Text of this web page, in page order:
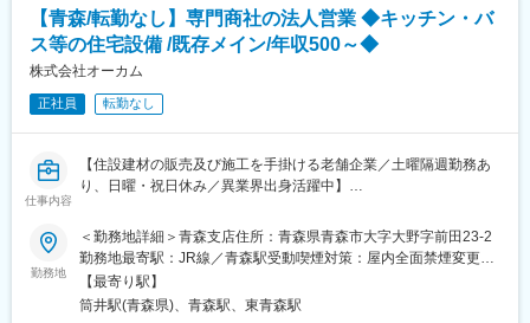
◎スタッフ同士の年齢も近いので時にはプライベートな相談もし
て、和気あいあいの雰囲気で楽しく仕事をする事が出来ます。
変更の範囲：会社の定める業務
■キャリアパス：
入社後は、先輩社員に同行しながら業務を習得いただきます。将
来的にマネジメントもお任せすることを想定しています。
独り立ちまで1年程度を想定しています。
■企業の特徴
木材プレカット商品を始め、時代に沿った省エネ新建材、断熱サ
ッシ、住宅設備機器等、住宅に関わる殆どの商品の取扱いと付随
する工事等も受注しております。また、最近では、土地や家屋等
変更の範囲：会社の定める業務
【青森/転勤なし】専門商社の法人営業 ◆キッチン・バ
ス等の住宅設備 /既存メイン/年収500～◆
株式会社オーカム
正社員 転勤なし
仕事内容
【住設建材の販売及び施工を手掛ける老舗企業／土曜隔週勤務あ
り、日曜・祝日休み／異業界出身活躍中】
■ポジション概要：
大手ハウスメーカーや地元工務店等への法人営業として、住宅新
築やリフォーム現場における、キッチン・バスなどの住宅商品の
販売・設置工事提案などをお任せします。
※ハウスメーカーから新築やリフォームの際に、住宅商品と工事の
勤務地
＜勤務地詳細＞青森支店住所：青森県青森市大字大野字前田23-2
勤務地最寄駅：JR線／青森駅受動喫煙対策：屋内全面禁煙変更の
範囲：会社の定める事業所
【最寄り駅】
筒井駅(青森県)、青森駅、東青森駅